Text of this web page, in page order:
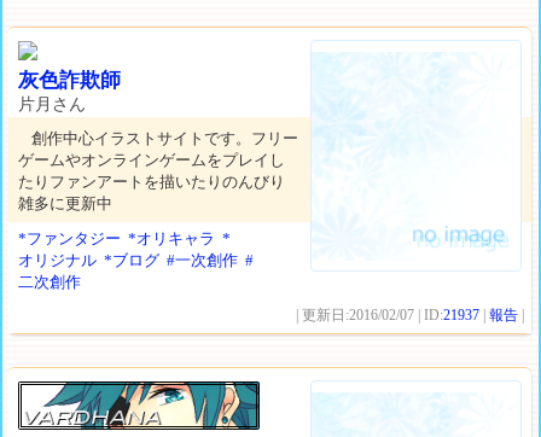
灰色詐欺師
片月さん
創作中心イラストサイトです。フリー
ゲームやオンラインゲームをプレイし
たりファンアートを描いたりのんびり
雑多に更新中
*ファンタジー *オリキャラ *
オリジナル *ブログ #一次創作 #
二次創作
| 更新日:2016/02/07 | ID:21937 |報告